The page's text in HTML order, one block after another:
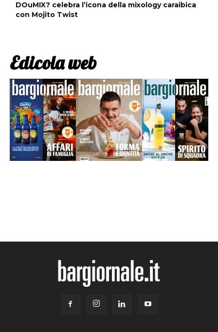
DOuMIX? celebra l’icona della mixology caraibica
con Mojito Twist
Edicola web